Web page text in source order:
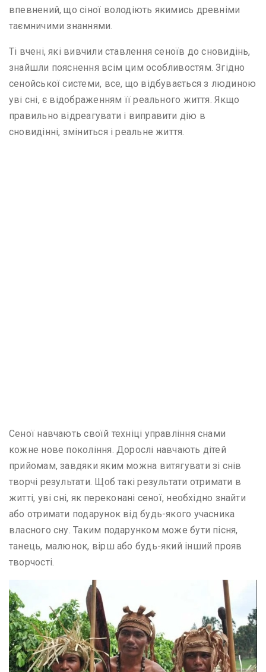
впевнений, що сіної володіють якимись древніми
таємничими знаннями.
Ті вчені, які вивчили ставлення сеноїв до сновидінь,
знайшли пояснення всім цим особливостям. Згідно
сенойської системи, все, що відбувається з людиною
уві сні, є відображенням її реального життя. Якщо
правильно відреагувати і виправити дію в
сновидінні, зміниться і реальне життя.
Сеної навчають своїй техніці управління снами
кожне нове покоління. Дорослі навчають дітей
прийомам, завдяки яким можна витягувати зі снів
творчі результати. Щоб такі результати отримати в
житті, уві сні, як переконані сеної, необхідно знайти
або отримати подарунок від будь-якого учасника
власного сну. Таким подарунком може бути пісня,
танець, малюнок, вірш або будь-який інший прояв
творчості.